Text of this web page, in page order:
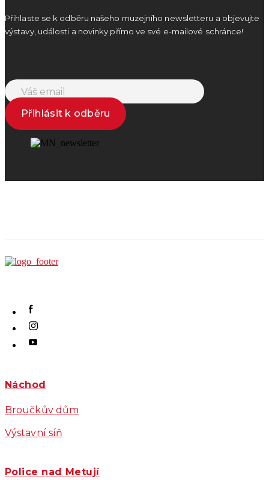
Přihlaste se k odběru našeho muzejního newsletteru a objevujte
výstavy, události a novinky přímo ve své e-mailové schránce!
Přihlásit k odběru
Náchod
Broučkův dům
Výstavní síň
Police nad Metují